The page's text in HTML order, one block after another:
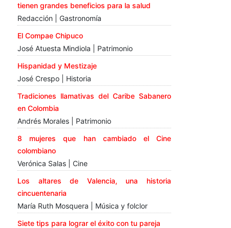
tienen grandes beneficios para la salud
Redacción | Gastronomía
El Compae Chipuco
José Atuesta Mindiola | Patrimonio
Hispanidad y Mestizaje
José Crespo | Historia
Tradiciones llamativas del Caribe Sabanero
en Colombia
Andrés Morales | Patrimonio
8 mujeres que han cambiado el Cine
colombiano
Verónica Salas | Cine
Los altares de Valencia, una historia
cincuentenaria
María Ruth Mosquera | Música y folclor
Siete tips para lograr el éxito con tu pareja